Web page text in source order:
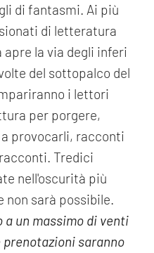
di fantasmi. Ai più
di letteratura
la via degli inferi
del sottopalco del
i lettori
per porgere,
provocarli, racconti
Tredici
nell'oscurità più
sarà possibile.
un massimo di venti
prenotazioni saranno